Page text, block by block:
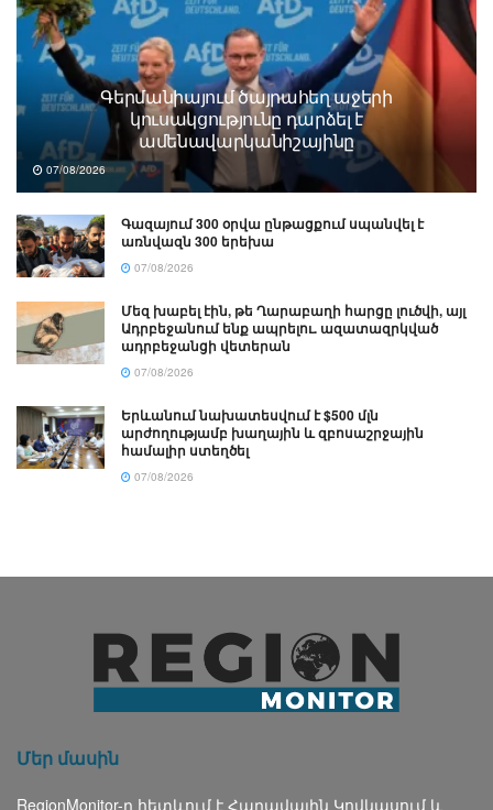
Գերմանիայում ծայրահեղ աջերի
կուսակցությունը դարձել է
ամենավարկանիշայինը
07/08/2026
Գազայում 300 օրվա ընթացքում սպանվել է
առնվազն 300 երեխա
07/08/2026
Մեզ խաբել էին, թե Ղարաբաղի հարցը լուծվի, այլ
Ադրբեջանում ենք ապրելու. ազատազրկված
ադրբեջանցի վետերան
07/08/2026
Երևանում նախատեսվում է $500 մլն
արժողությամբ խաղային և զբոսաշրջային
համալիր ստեղծել
07/08/2026
Մեր մասին
RegionMonitor-ը հետևում է Հարավային Կովկասում և